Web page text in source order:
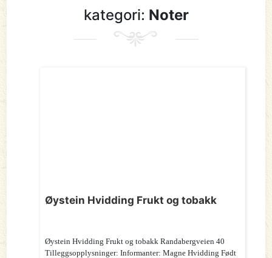
kategori: Noter
Øystein Hvidding Frukt og tobakk
Øystein Hvidding Frukt og tobakk Randabergveien 40
Tilleggsopplysninger: Informanter: Magne Hvidding Født